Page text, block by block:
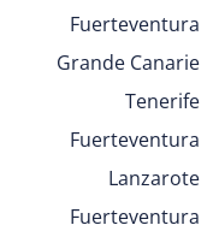
Fuerteventura
Grande Canarie
Tenerife
Fuerteventura
Lanzarote
Fuerteventura